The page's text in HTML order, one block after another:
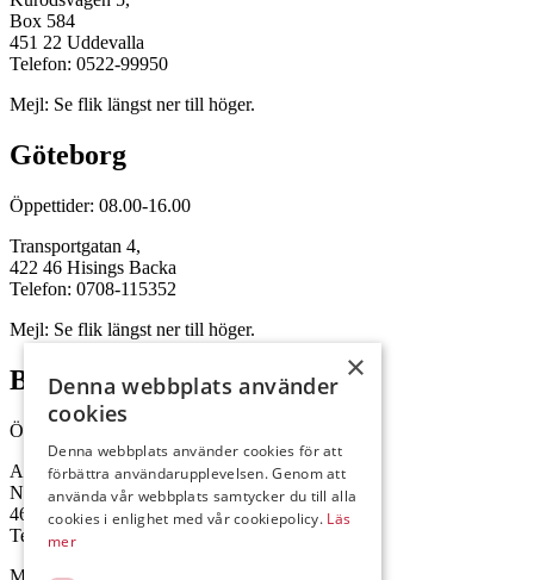
Box 584
451 22 Uddevalla
Telefon: 0522-99950
Mejl: Se flik längst ner till höger.
Göteborg
Öppettider: 08.00-16.00
Transportgatan 4,
422 46 Hisings Backa
Telefon: 0708-115352
Mejl: Se flik längst ner till höger.
Brålanda
Öppettider: 07:00-16:00
Andrésen Maskin i Brålanda AB
Nuntorp 301
464 64 Brålanda
Telefon: 0521-57 57 30
Mejl: Se flik längst ner till höger.
×
Denna webbplats använder
cookies
Denna webbplats använder cookies för att
förbättra användarupplevelsen. Genom att
använda vår webbplats samtycker du till alla
cookies i enlighet med vår cookiepolicy. Läs
mer